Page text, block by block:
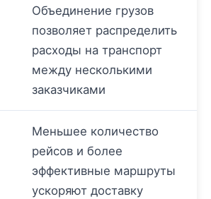
Объединение грузов
позволяет распределить
расходы на транспорт
между несколькими
заказчиками
Меньшее количество
рейсов и более
эффективные маршруты
ускоряют доставку